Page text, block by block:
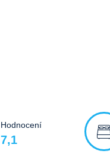
Hodnocení
7,1